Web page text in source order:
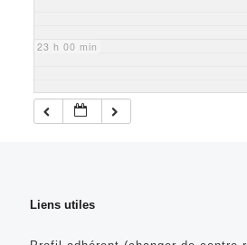
23 h 00 min
Liens utiles